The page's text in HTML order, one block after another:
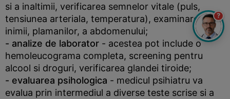
si a inaltimii, verificarea semnelor vitale (puls,
tensiunea arteriala, temperatura), examinarea
inimii, plamanilor, a abdomenului;
- analize de laborator - acestea pot include o
hemoleucograma completa, screening pentru
alcool si droguri, verificarea glandei tiroide;
- evaluarea psihologica - medicul psihiatru va
evalua prin intermediul a diverse teste scrise si a
?